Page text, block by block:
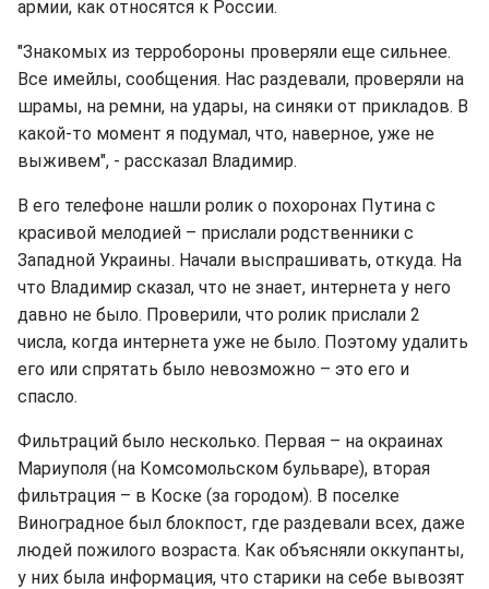
армии, как относятся к России.
"Знакомых из терробороны проверяли еще сильнее.
Все имейлы, сообщения. Нас раздевали, проверяли на
шрамы, на ремни, на удары, на синяки от прикладов. В
какой-то момент я подумал, что, наверное, уже не
выживем", - рассказал Владимир.
В его телефоне нашли ролик о похоронах Путина с
красивой мелодией – прислали родственники с
Западной Украины. Начали выспрашивать, откуда. На
что Владимир сказал, что не знает, интернета у него
давно не было. Проверили, что ролик прислали 2
числа, когда интернета уже не было. Поэтому удалить
его или спрятать было невозможно – это его и
спасло.
Фильтраций было несколько. Первая – на окраинах
Мариуполя (на Комсомольском бульваре), вторая
фильтрация – в Коске (за городом). В поселке
Виноградное был блокпост, где раздевали всех, даже
людей пожилого возраста. Как объясняли оккупанты,
у них была информация, что старики на себе вывозят